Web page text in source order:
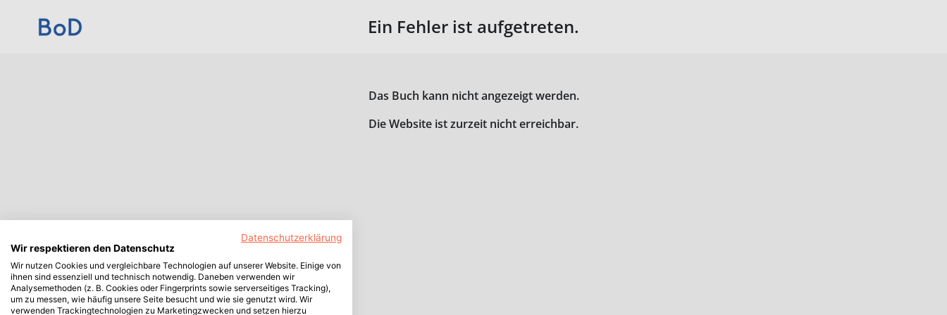
Ein Fehler ist aufgetreten.
Das Buch kann nicht angezeigt werden.
Die Website ist zurzeit nicht erreichbar.
Datenschutzerklärung
Wir respektieren den Datenschutz
Wir nutzen Cookies und vergleichbare Technologien auf unserer Website. Einige von
ihnen sind essenziell und technisch notwendig. Daneben verwenden wir
Analysemethoden (z. B. Cookies oder Fingerprints sowie serverseitiges Tracking),
um zu messen, wie häufig unsere Seite besucht und wie sie genutzt wird. Wir
verwenden Trackingtechnologien zu Marketingzwecken und setzen hierzu